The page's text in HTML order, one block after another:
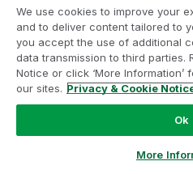
Num(Month(TempDate)) as
MonthName(TempDate) as
ceil(Month(TempDate)/3)&'º
WeekName(TempDate) AS
We use cookies to improve your
and to deliver content tailored to
you accept the use of additional
data transmission to third parties.
Notice or click ‘More
our sites. Privacy & Cookie
Ok
More